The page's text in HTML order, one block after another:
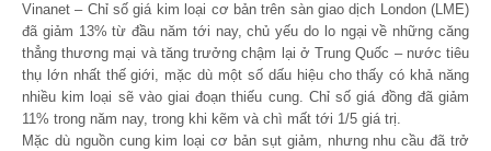
Vinanet – Chỉ số giá kim loại cơ bản trên sàn giao dịch London (LME)
đã giảm 13% từ đầu năm tới nay, chủ yếu do lo ngại về những căng
thẳng thương mại và tăng trưởng chậm lại ở Trung Quốc – nước tiêu
thụ lớn nhất thế giới, mặc dù một số dấu hiệu cho thấy có khả năng
nhiều kim loại sẽ vào giai đoạn thiếu cung. Chỉ số giá đồng đã giảm
11% trong năm nay, trong khi kẽm và chì mất tới 1/5 giá trị.
Mặc dù nguồn cung kim loại cơ bản sụt giảm, nhưng nhu cầu đã trở